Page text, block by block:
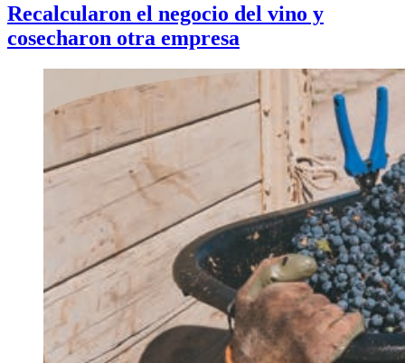
Recalcularon el negocio del vino y
cosecharon otra empresa